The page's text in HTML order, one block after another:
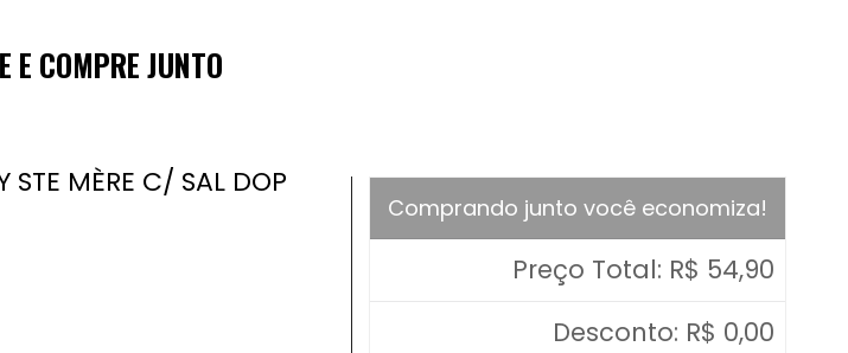
E COMPRE JUNTO
STE MÈRE C/ SAL DOP
Comprando junto você economiza!
Preço Total: R$ 54,90
Desconto: R$ 0,00